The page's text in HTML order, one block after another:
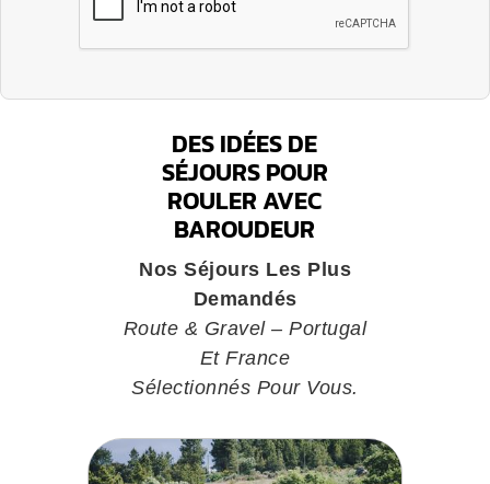
DES IDÉES DE
SÉJOURS POUR
ROULER AVEC
BAROUDEUR
Nos Séjours Les Plus
Demandés
Route & Gravel – Portugal
Et France
Sélectionnés Pour Vous.